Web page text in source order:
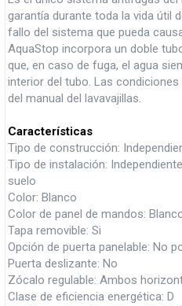
garantía durante toda la vida útil
fallo del sistema que pueda
AquaStop incorpora un doble
que, en caso de fuga, el agua
interior del tubo. Las
del manual del lavavajillas.
Características
Tipo de construcción:
Tipo de instalación:
suelo
Color: Blanco
Color de panel de mandos:
Tapa removible: Si
Opción de puerta panelable: No
Puerta deslizante: No
Zócalo regulable: Ambos
Clase de eficiencia energética: D